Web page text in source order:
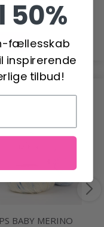
DKK
i kurv
BABY MERINO
50%
fællesskab
inspirerende
tilbud!